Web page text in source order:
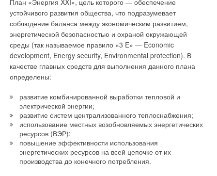
План «Энергия XXI», цель которого — обеспечение
устойчивого развития общества, что подразумевает
соблюдение баланса между экономическим развитием,
энергетической безопасностью и охраной окружающей
среды (так называемое правило «3 E» — Economic
development, Energy security, Environmental protection). В
качестве главных средств для выполнения данного плана
определены:
развитие комбинированной выработки тепловой и
электрической энергии;
развитие систем централизованного теплоснабжения;
использование местных возобновляемых энергетических
ресурсов (ВЭР);
повышение эффективности использования
энергетических ресурсов на всей цепочке от их
производства до конечного потребления.
разрыв радиатора произошел вследствие нарушения
требований инструкции по эксплуатации радиатора. То есть
разрыв происходит по вине потребителя. Очень часто в
результате подобного рода поломок происходит залив
квартиры (или нескольких квартир), расположенной этажом
ниже. В этой ситуации практически в 100% случаев соседи
предъявляют претензии именно к собственнику
(нанимателю) квартиры. Здесь также наиболее разумным
ответственность перед третьими лицами, является
проведение экспертизы.
Вопрос: «Я приобрел газовый котел для отопления
загородного дома. Котел исправен. Могу ли я его
обменять у продавца на другой, т.к. он не подходит мне
по размеру (не встает в нишу на кухне)?»